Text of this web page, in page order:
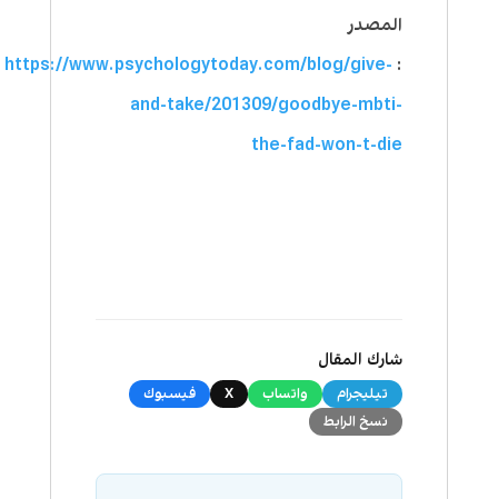
المصدر
:
https://www.psychologytoday.com/blog/give-
and-take/201309/goodbye-mbti-
the-fad-won-t-die
شارك المقال
تيليجرام واتساب X
فيسبوك
نسخ الرابط